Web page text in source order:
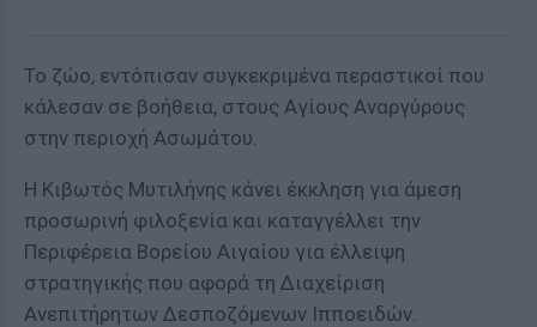
Το ζώο, εντόπισαν συγκεκριμένα περαστικοί που
κάλεσαν σε βοήθεια, στους Αγίους Αναργύρους
στην περιοχή Ασωμάτου.
Η Κιβωτός Μυτιλήνης κάνει έκκληση για άμεση
προσωρινή φιλοξενία και καταγγέλλει την
Περιφέρεια Βορείου Αιγαίου για έλλειψη
στρατηγικής που αφορά τη Διαχείριση
Ανεπιτήρητων Δεσποζόμενων Ιπποειδών.